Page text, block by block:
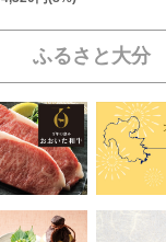
ふるさと大分